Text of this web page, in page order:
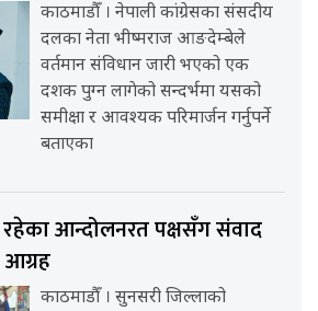
काठमाडौँ । नेपाली कांग्रेसका संसदीय
दलका नेता भीष्मराज आङदेम्बेले
वर्तमान संविधान जारी भएको एक
दशक पुग्न लागेको सन्दर्भमा यसको
समीक्षा र आवश्यक परिमार्जन गर्नुपर्ने
बताएका
आन्दोलनरत पक्षसँग संवाद
काठमाडौँ । सुनसरी जिल्लाको